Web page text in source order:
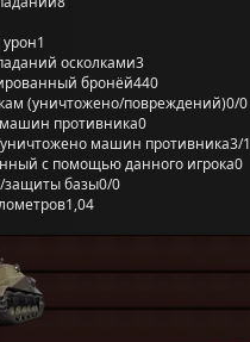
1
осколками3
бронёй440
(уничтожено/повреждений)0/0
противника0
машин противника3/1
с помощью данного игрока0
защиты базы0/0
1,04